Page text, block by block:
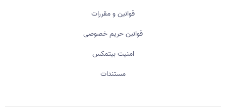
قوانین و مقررات
قوانین حریم خصوصی
امنیت بیتمکس
مستندات